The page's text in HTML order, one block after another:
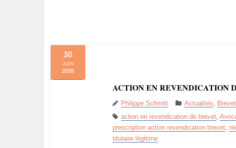
ACTION EN REVENDICATION
30
JUIN
2026
Philippe Schmitt Actualités, Brevet
action en revendication de brevet,
prescription action revendication brevet,
titulaire légitime